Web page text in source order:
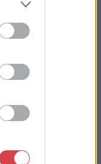
www.biksady.com